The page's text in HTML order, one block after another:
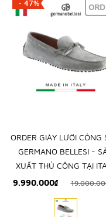
- 47%
ORDER GIÀY LƯỜI CÔNG
GERMANO BELLESI -
XUẤT THỦ CÔNG TẠI
9.990.000₫